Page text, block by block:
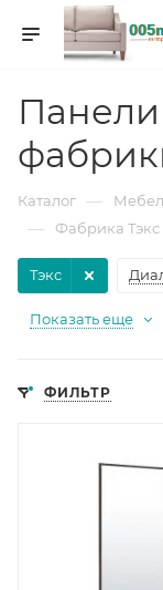
Каталог —
— Фабрика
Тэкс
Показать еще
ФИЛЬТР